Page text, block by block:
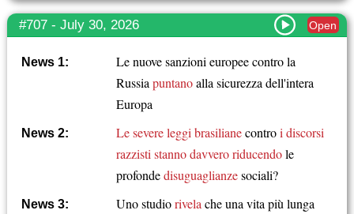
#707 - July 30, 2026 Open
News 1:
Le nuove sanzioni europee contro la
Russiapuntanoalla sicurezza dell'intera
Europa
News 2: Le severe leggi brasilianecontroi discorsi
razzististanno davvero riducendole
profondedisuguaglianzesociali?
News 3: Uno studiorivelache una vita più lunga